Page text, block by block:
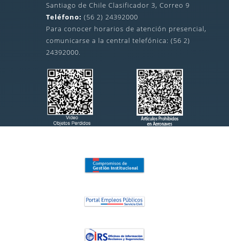
Santiago de Chile Clasificador 3, Correo 9
Teléfono: (56 2) 24392000
Para conocer horarios de atención presencial,
comunicarse a la central telefónica: (56 2)
24392000.